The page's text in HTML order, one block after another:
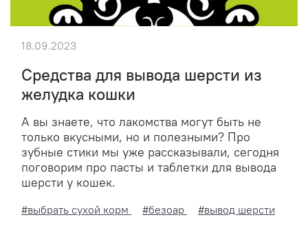
Средства для вывода шерсти из
желудка кошки
А вы знаете, что лакомства могут быть не
только вкусными, но и полезными? Про
зубные стики мы уже рассказывали, сегодня
поговорим про пасты и таблетки для вывода
шерсти у кошек.
18.09.2023
#выбрать сухой корм #безоар #вывод шерсти